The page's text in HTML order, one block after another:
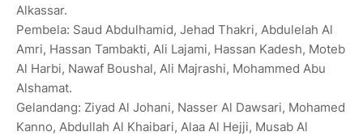
Alkassar.
Pembela: Saud Abdulhamid, Jehad Thakri, Abdulelah Al
Amri, Hassan Tambakti, Ali Lajami, Hassan Kadesh, Moteb
Al Harbi, Nawaf Boushal, Ali Majrashi, ‌Mohammed Abu
Alshamat.
Gelandang: Ziyad Al Johani, Nasser Al Dawsari, Mohamed
Kanno, Abdullah Al Khaibari, Alaa Al Hejji, Musab Al